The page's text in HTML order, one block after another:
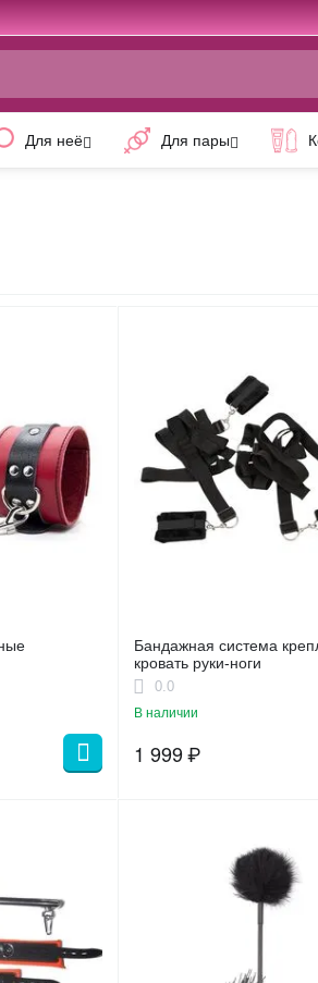
Для неё Для пары
Бандажная система
кровать руки-ноги
0.0
В наличии
1 999₽